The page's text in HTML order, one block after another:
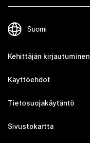
Kehittäjän kirjautuminen
Käyttöehdot
Tietosuojakäytäntö
Sivustokartta